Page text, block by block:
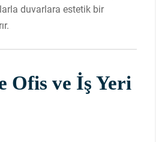
duvarlara estetik bir
Ofis ve İş Yeri